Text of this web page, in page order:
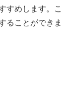
すめします。こ
ることができま